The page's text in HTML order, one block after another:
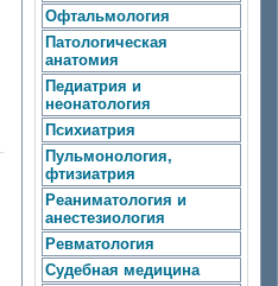
Офтальмология
Патологическая
анатомия
Педиатрия и
неонатология
Психиатрия
Пульмонология,
фтизиатрия
Реаниматология и
анестезиология
Ревматология
Судебная медицина